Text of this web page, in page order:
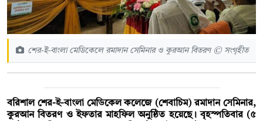
শের-ই-বাংলা মেডিকেলে রমাদান সেমিনার ও কুরআন বিতরণ © সংগৃহীত
বরিশাল শের-ই-বাংলা মেডিকেল কলেজে (শেবাচিম) রমাদান সেমিনার,
কুরআন বিতরণ ও ইফতার মাহফিল অনুষ্ঠিত হয়েছে। বৃহস্পতিবার (৫